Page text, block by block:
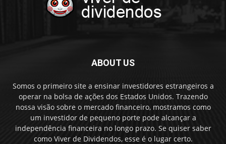
ABOUT US
Somos o primeiro site a ensinar investidores estrangeiros a
operar na bolsa de ações dos Estados Unidos. Trazendo
nossa visão sobre o mercado financeiro, mostramos como
um investidor de pequeno porte pode alcançar a
independência financeira no longo prazo. Se quiser saber
como Viver de Dividendos, esse é o lugar certo.